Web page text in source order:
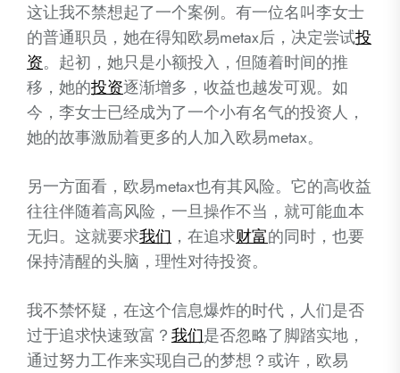
这让我不禁想起了一个案例。有一位名叫李女士
的普通职员，她在得知欧易metax后，决定尝试投
资。起初，她只是小额投入，但随着时间的推
移，她的投资逐渐增多，收益也越发可观。如
今，李女士已经成为了一个小有名气的投资人，
她的故事激励着更多的人加入欧易metax。
另一方面看，欧易metax也有其风险。它的高收益
往往伴随着高风险，一旦操作不当，就可能血本
无归。这就要求我们 ，在追求财富的同时，也要
保持清醒的头脑，理性对待投资。
我不禁怀疑，在这个信息爆炸的时代，人们是否
过于追求快速致富？我们是否忽略了脚踏实地，
通过努力工作来实现自己的梦想？或许，欧易